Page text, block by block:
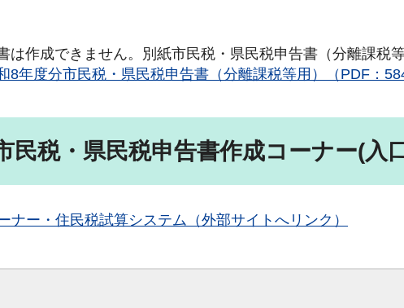
は作成できません。別紙市民税・県民税申告書（分離課税
8年度分市民税・県民税申告書（分離課税等用）（PDF：
民税・県民税申告書作成コーナー(入
ナー・住民税試算システム（外部サイトへリンク）